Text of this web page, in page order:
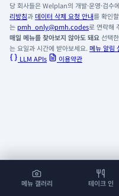
메뉴 갤러리 테이크 인
당 회사들은 Welplan의 개발·운영·검수
리방침과데이터 삭제 요청 안내를 확인
는 pmh_only@pmh.codes로 연락해
매일 메뉴를 찾아보지 않아도 돼요선택
는 요일과 시간에 받아보세요. 메뉴 알림
LLM APIs
이용약관